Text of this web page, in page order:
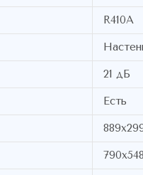
R410А
21 дБ
Есть